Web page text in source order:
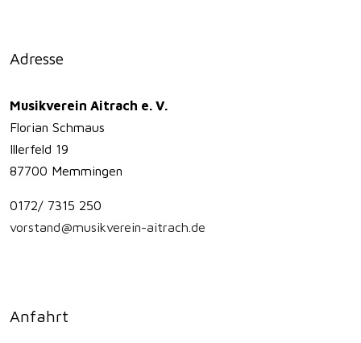
Adresse
Musikverein Aitrach e. V.
Florian Schmaus
Illerfeld 19
87700 Memmingen
0172/ 7315 250
vorstand@musikverein-aitrach.de
Anfahrt